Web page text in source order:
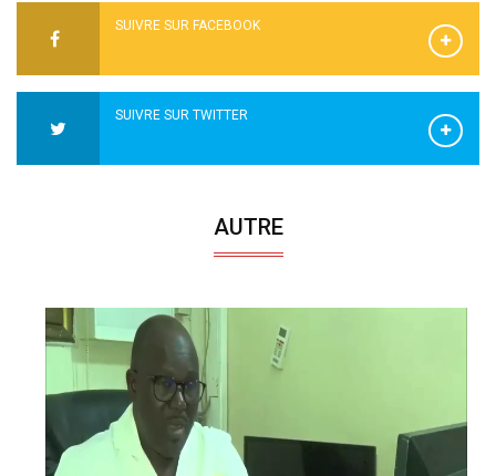
SUIVRE SUR FACEBOOK
SUIVRE SUR TWITTER
AUTRE